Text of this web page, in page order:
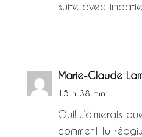
suite avec
Marie-Claude
15 h 38 min
Oui! J’aimerais
comment tu